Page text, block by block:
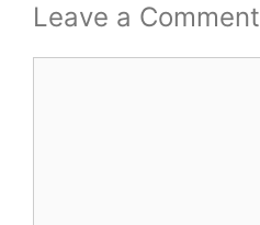
Leave a Comment